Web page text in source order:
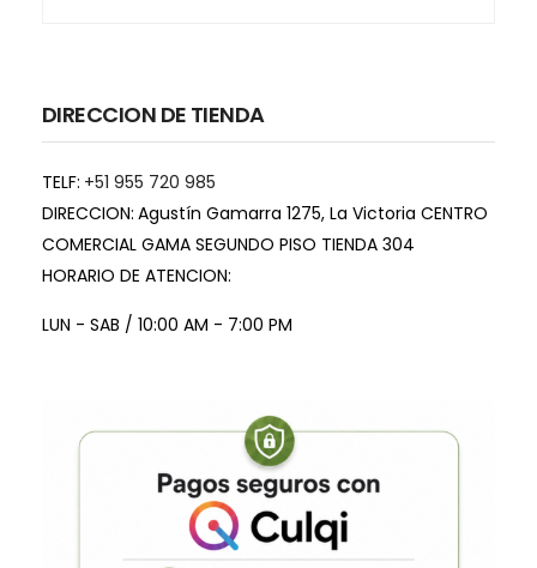
DIRECCION DE TIENDA
TELF: +51 955 720 985
DIRECCION: Agustín Gamarra 1275, La Victoria CENTRO
COMERCIAL GAMA SEGUNDO PISO TIENDA 304
HORARIO DE ATENCION:
LUN - SAB / 10:00 AM - 7:00 PM